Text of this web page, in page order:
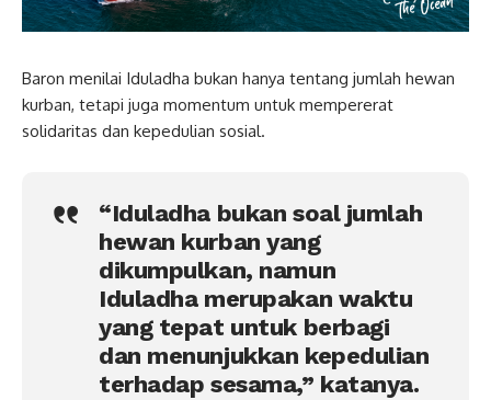
Baron menilai Iduladha bukan hanya tentang jumlah hewan
kurban, tetapi juga momentum untuk mempererat
solidaritas dan kepedulian sosial.
“Iduladha bukan soal jumlah
hewan kurban yang
dikumpulkan, namun
Iduladha merupakan waktu
yang tepat untuk berbagi
dan menunjukkan kepedulian
terhadap sesama,” katanya.